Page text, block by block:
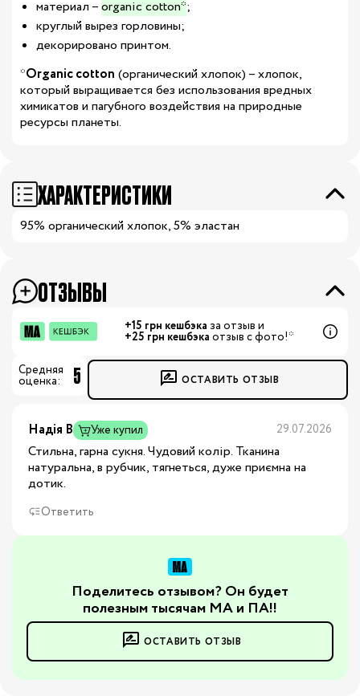
материал –organic cotton*;
круглый вырез горловины;
декорировано принтом.
*Organic cotton (органический хлопок) – хлопок,
который выращивается без использования вредных
химикатов и пагубного воздействия на природные
ресурсы планеты.
ХАРАКТЕРИСТИКИ
95% органический хлопок, 5% эластан
ОТЗЫВЫ
+15 грн кешбэка за отзыв и
+25 грн кешбэка отзыв с фото!*
Средняя
оценка: 5 ОСТАВИТЬ ОТЗЫВ
Надія В Уже купил 29.07.2026
Стильна, гарна сукня. Чудовий колір. Тканина
натуральна, в рубчик, тягнеться, дуже приємна на
дотик.
Ответить
Поделитесь отзывом? Он будет
полезным тысячам МА и ПА!!
ОСТАВИТЬ ОТЗЫВ